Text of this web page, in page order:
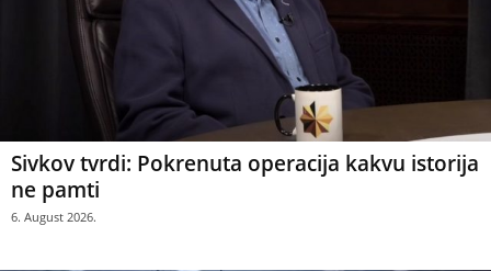
Sivkov tvrdi: Pokrenuta operacija kakvu istorija
ne pamti
6. August 2026.